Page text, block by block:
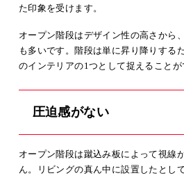
た印象を受けます。
オープン階段はデザイン性の高さから
も多いです。階段は単に昇り降りする
のインテリアの1つとして捉えることが
圧迫感がない
オープン階段は蹴込み板によって視線
ん。リビングの真ん中に設置したとし